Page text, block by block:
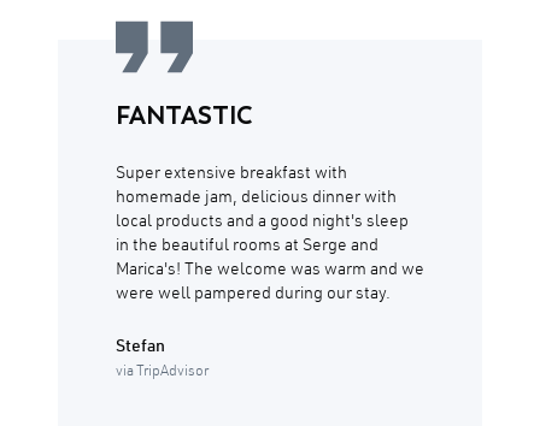
FANTASTIC
Super extensive breakfast with
homemade jam, delicious dinner with
local products and a good night's sleep
in the beautiful rooms at Serge and
Marica's! The welcome was warm and we
were well pampered during our stay.
Stefan
via TripAdvisor